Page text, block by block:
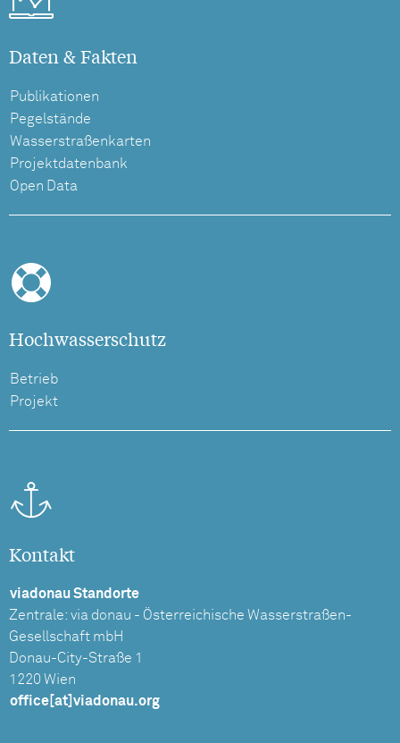
Daten & Fakten
Publikationen
Pegelstände
Wasserstraßenkarten
Projektdatenbank
Open Data
Hochwasserschutz
Betrieb
Projekt
Kontakt
viadonau Standorte
Zentrale: via donau - Österreichische Wasserstraßen-
Gesellschaft mbH
Donau-City-Straße 1
1220 Wien
office[at]viadonau.org